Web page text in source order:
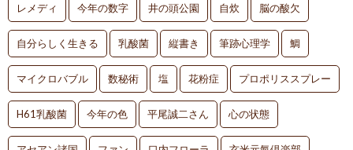
レメディ 今年の数字 井の頭公園 自炊 脳の酸欠
自分らしく生きる 乳酸菌 縦書き 筆跡心理学 鯛
マイクロバブル 数秘術 塩 花粉症 プロポリススプレー
H61乳酸菌 今年の色 平尾誠二さん 心の状態